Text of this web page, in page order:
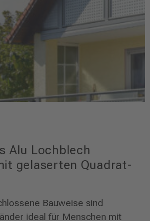
Alu Lochblech
gelaserten Quadrat-
Bauweise sind
ideal für Menschen mit